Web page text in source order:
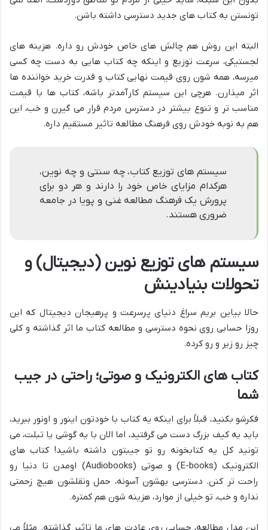
تونستن به کتاب های جدید دسترسی داشته باشن.
البته این روش هم چالش های خاص خودش رو داره. هزینه های
لجستیکی، سرعت توزیع و اینکه چه کتاب هایی به دست چه کسی
میرسه، همه شون روی قیمت نهایی کتاب و قدرت خرید خواننده ها
اثر میذارن. هرچی این سیستم کارآمدتر باشه، کتاب ها با قیمت
مناسب تر و تنوع بیشتر در دسترس مردم قرار می گیرن و خب، این
هم به نوبه خودش روی فرهنگ مطالعه تاثیر مستقیم داره.
سیستم های توزیع کتاب، چه سنتی و چه نوین،
هرکدام مزایای خاص خود را دارند و هر دو برای
پرورش یک فرهنگ مطالعه غنی و پویا در جامعه
ضروری هستند.
سیستم های توزیع نوین (دیجیتال) و
تحولات بنیادینش
حالا بیاین بریم سراغ دنیای پرسرعت و پرهیجان دیجیتال که این
روزا حسابی روی نحوه دسترسی و مطالعه کتاب ما اثر گذاشته و کلی
چیز رو زیر و رو کرده.
کتاب های الکترونیک و صوتی؛ راحتی در جیب
شما
فکرشو بکنید، قبلاً برای اینکه یه کتاب با خودتون اینور و اونور ببرید،
باید یه کیف بزرگ دست می گرفتید، اما الان با یه گوشی یا تبلت، می
تونید کل یه کتابخونه رو تو جیبتون داشته باشید! کتاب های
الکترونیک (E-books) و صوتی (Audiobooks) اومدن تا دنیا رو
راحت تر کنن. دسترسی بهشون آسونه، حمل ونقلشون هیچ زحمتی
نداره و خب، تو خیلی از موارد، هزینه شون هم کمتره.